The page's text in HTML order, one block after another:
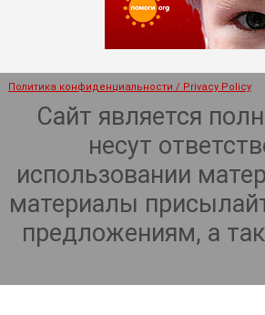
Политика конфиденциальности / Privacy Policy
Сайт является
несут
использовании
материалы
предложениям, а